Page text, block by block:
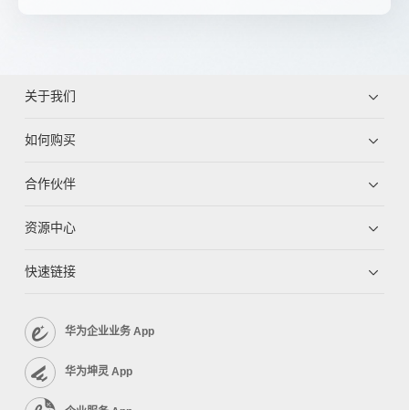
关于我们
如何购买
合作伙伴
资源中心
快速链接
华为企业业务 App
华为坤灵 App